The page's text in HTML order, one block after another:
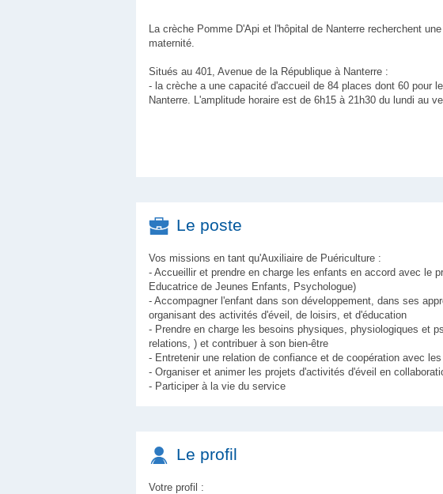
La crèche Pomme D'Api et l'hôpital de Nanterre recherchent
maternité.
Situés au 401, Avenue de la République à Nanterre :
- la crèche a une capacité d'accueil de 84 places dont 60 pour
Nanterre. L'amplitude horaire est de 6h15 à 21h30 du lundi au
Le poste
Vos missions en tant qu'Auxiliaire de Puériculture :
- Accueillir et prendre en charge les enfants en accord avec le
Educatrice de Jeunes Enfants, Psychologue)
- Accompagner l'enfant dans son développement, dans ses
organisant des activités d'éveil, de loisirs, et d'éducation
- Prendre en charge les besoins physiques, physiologiques et
relations, ) et contribuer à son bien-être
- Entretenir une relation de confiance et de coopération avec
- Organiser et animer les projets d'activités d'éveil en
- Participer à la vie du service
Le profil
Votre profil :